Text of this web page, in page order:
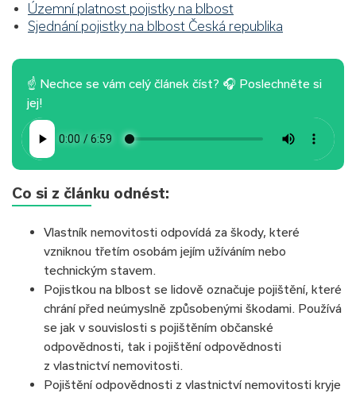
Územní platnost pojistky na blbost
Sjednání pojistky na blbost Česká republika
☝ Nechce se vám celý článek číst? 🎧 Poslechněte si
jej!
Co si z článku odnést:
Vlastník nemovitosti odpovídá za škody, které
vzniknou třetím osobám jejím užíváním nebo
technickým stavem.
Pojistkou na blbost se lidově označuje pojištění, které
chrání před neúmyslně způsobenými škodami. Používá
se jak v souvislosti s pojištěním občanské
odpovědnosti, tak i pojištění odpovědnosti
z vlastnictví nemovitosti.
Pojištění odpovědnosti z vlastnictví nemovitosti kryje